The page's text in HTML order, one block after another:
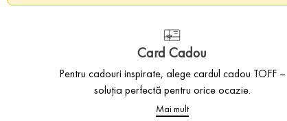
Card Cadou
Pentru cadouri inspirate, alege cardul cadou TOFF –
soluția perfectă pentru orice ocazie.
Mai mult